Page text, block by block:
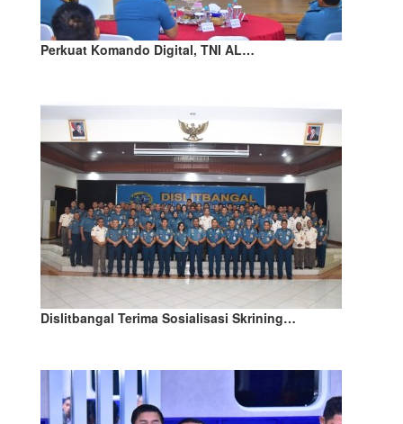
Perkuat Komando Digital, TNI AL…
Dislitbangal Terima Sosialisasi Skrining…